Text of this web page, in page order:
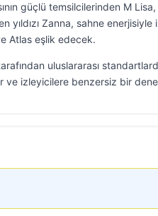
güçlü temsilcilerinden M
yıldızı Zanna, sahne enerjisiyle
Atlas eşlik edecek.
uluslararası
izleyicilere benzersiz bir